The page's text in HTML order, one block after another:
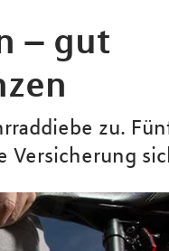
– gut
zu.
Versicherung